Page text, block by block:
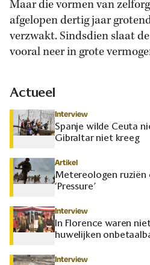
Maar die vormen van
afgelopen dertig jaar
verzwakt. Sindsdien slaat
vooral neer in grote
Actueel
Interview
Spanje wilde Ceuta
Gibraltar niet kreeg
Artikel
Metereologen ruziën
‘Pressure’
Interview
In Florence waren
huwelijken
Interview